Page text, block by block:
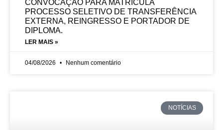
CONVOCAÇÃO PARA MATRÍCULA
PROCESSO SELETIVO DE TRANSFERÊNCIA
EXTERNA, REINGRESSO E PORTADOR DE
DIPLOMA.
LER MAIS »
04/08/2026 Nenhum comentário
NOTÍCIAS